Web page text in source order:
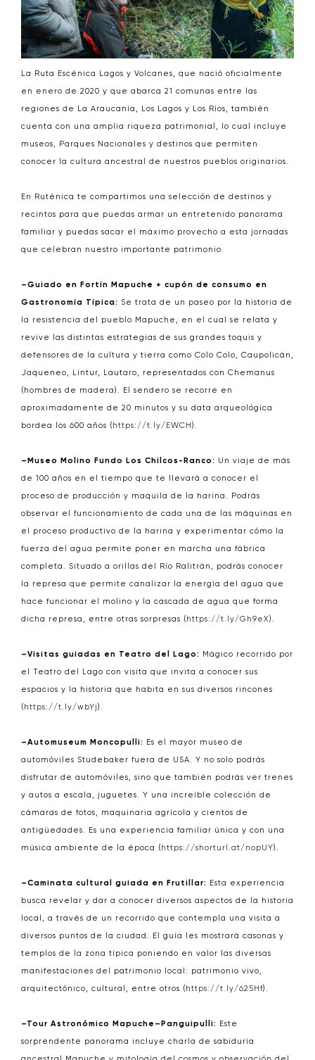
La Ruta Escénica Lagos y Volcanes, que nació oficialmente
en enero de 2020 y que abarca 21 comunas entre las
regiones de La Araucanía, Los Lagos y Los Ríos, también
cuenta con una amplia riqueza patrimonial, lo cual incluye
museos, Parques Nacionales y destinos que permiten
conocer la cultura ancestral de nuestros pueblos originarios.
En Ruténica te compartimos una selección de destinos y
recintos para que puedas armar un entretenido panorama
familiar y puedas sacar el máximo provecho a esta jornadas
que celebran nuestro importante patrimonio.
–Guiado en Fortín Mapuche + cupón de consumo en
Gastronomía Típica: Se trata de un paseo por la historia de
la resistencia del pueblo Mapuche, en el cual se relata y
revive las distintas estrategias de sus grandes toquis y
defensores de la cultura y tierra como Colo Colo, Caupolicán,
Jaqueneo, Lintur, Lautaro, representados con Chemanus
(hombres de madera). El sendero se recorre en
aproximadamente de 20 minutos y su data arqueológica
bordea los 600 años (https://t.ly/EWCH ).
–Museo Molino Fundo Los Chilcos-Ranco: Un viaje de más
de 100 años en el tiempo que te llevará a conocer el
proceso de producción y maquila de la harina. Podrás
observar el funcionamiento de cada una de las máquinas en
el proceso productivo de la harina y experimentar cómo la
fuerza del agua permite poner en marcha una fábrica
completa. Situado a orillas del Río Ralitrán, podrás conocer
la represa que permite canalizar la energía del agua que
hace funcionar el molino y la cascada de agua que forma
dicha represa, entre otras sorpresas (https://t.ly/Gh9eX).
–Visitas guiadas en Teatro del Lago: Mágico recorrido por
el Teatro del Lago con visita que invita a conocer sus
espacios y la historia que habita en sus diversos rincones
(https://t.ly/wbYj).
–Automuseum Moncopulli: Es el mayor museo de
automóviles Studebaker fuera de USA. Y no solo podrás
disfrutar de automóviles, sino que también podrás ver trenes
y autos a escala, juguetes. Y una increíble colección de
cámaras de fotos, maquinaria agrícola y cientos de
antigüedades. Es una experiencia familiar única y con una
música ambiente de la época (https://shorturl.at/nopUY).
–Caminata cultural guiada en Frutillar: Esta experiencia
busca revelar y dar a conocer diversos aspectos de la historia
local, a través de un recorrido que contempla una visita a
diversos puntos de la ciudad. El guía les mostrará casonas y
templos de la zona típica poniendo en valor las diversas
manifestaciones del patrimonio local: patrimonio vivo,
arquitectónico, cultural, entre otros (https://t.ly/625Hf).
–Tour Astronómico Mapuche–Panguipulli: Este
sorprendente panorama incluye charla de sabiduría